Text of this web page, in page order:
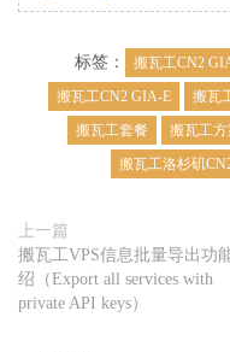
标签： 搬瓦工CN2
搬瓦工CN2 GIA-E
搬瓦
搬瓦工套餐
搬瓦工方
搬瓦工洛杉矶
上一篇
搬瓦工VPS信息批量导出功
绍（Export all services with
private API keys）